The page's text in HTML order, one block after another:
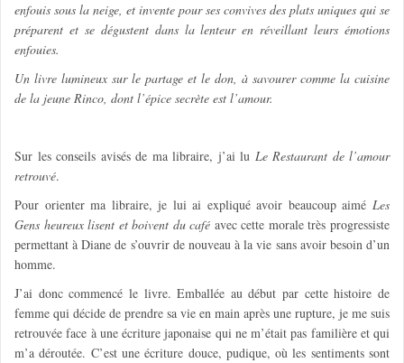
enfouis sous la neige, et invente pour ses convives des plats uniques qui se
préparent et se dégustent dans la lenteur en réveillant leurs émotions
enfouies.
Un livre lumineux sur le partage et le don, à savourer comme la cuisine
de la jeune Rinco, dont l’épice secrète est l’amour.
Sur les conseils avisés de ma libraire, j’ai lu Le Restaurant de l’amour
retrouvé.
Pour orienter ma libraire, je lui ai expliqué avoir beaucoup aimé Les
Gens heureux lisent et boivent du café avec cette morale très progressiste
permettant à Diane de s’ouvrir de nouveau à la vie sans avoir besoin d’un
homme.
J’ai donc commencé le livre. Emballée au début par cette histoire de
femme qui décide de prendre sa vie en main après une rupture, je me suis
retrouvée face à une écriture japonaise qui ne m’était pas familière et qui
m’a déroutée. C’est une écriture douce, pudique, où les sentiments sont